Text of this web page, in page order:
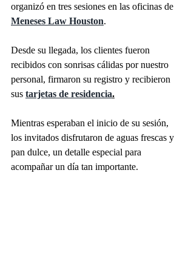
organizó en tres sesiones en las oficinas de
Meneses Law Houston.
Desde su llegada, los clientes fueron
recibidos con sonrisas cálidas por nuestro
personal, firmaron su registro y recibieron
sus tarjetas de residencia.
Mientras esperaban el inicio de su sesión,
los invitados disfrutaron de aguas frescas y
pan dulce, un detalle especial para
acompañar un día tan importante.